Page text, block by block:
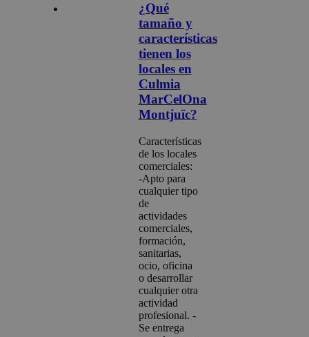
¿Qué
tamaño y
características
tienen los
locales en
Culmia
MarCelOna
Montjuïc?
Características
de los locales
comerciales:
-Apto para
cualquier tipo
de
actividades
comerciales,
formación,
sanitarias,
ocio, oficina
o desarrollar
cualquier otra
actividad
profesional. -
Se entrega